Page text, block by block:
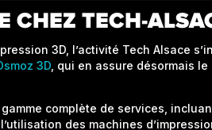
CHEZ TECH-
3D, l’activité Tech Alsace
3D , qui en assure désormais
complète de services,
des machines